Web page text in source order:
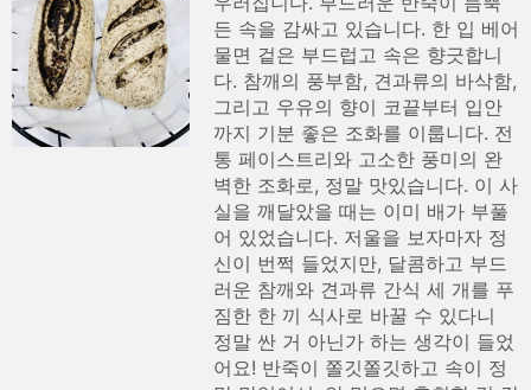
든 속을 감싸고 있습니다. 한 입 베어
물면 겉은 부드럽고 속은 향긋합니
다. 참깨의 풍부함, 견과류의 바삭함,
그리고 우유의 향이 코끝부터 입안
까지 기분 좋은 조화를 이룹니다. 전
통 페이스트리와 고소한 풍미의 완
벽한 조화로, 정말 맛있습니다. 이 사
실을 깨달았을 때는 이미 배가 부풀
어 있었습니다. 저울을 보자마자 정
신이 번쩍 들었지만, 달콤하고 부드
러운 참깨와 견과류 간식 세 개를 푸
짐한 한 끼 식사로 바꿀 수 있다니
정말 싼 거 아닌가 하는 생각이 들었
어요! 반죽이 쫄깃쫄깃하고 속이 정